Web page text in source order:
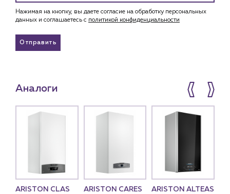
Нажимая на кнопку, вы даете согласие на обработку персональных
данных и соглашаетесь c политикой конфиденциальности
Отправить
Аналоги
ARISTON CLAS
ARISTON CARES
ARISTON ALTEAS